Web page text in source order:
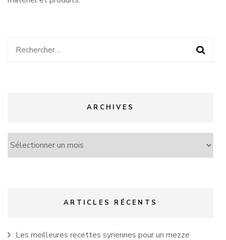
Rechercher :
ARCHIVES
Archives
ARTICLES RÉCENTS
Les meilleures recettes syriennes pour un mezze